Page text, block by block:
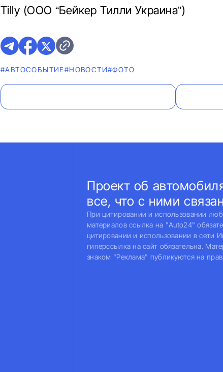
Tilly (ООО “Бейкер Тилли Украина”)
#АВТОСОБЫТИЕ#НОВОСТИ#ФОТО
Проект об
все, что с ними
При цитировании и использовании
материалов ссылка на "Auto24"
цитировании и использовании в сети
гиперссылка на сайт обязательна.
знаком "Реклама" публикуются на